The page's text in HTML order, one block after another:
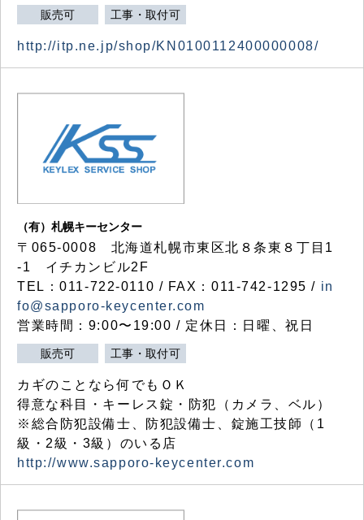
販売可 工事・取付可
http://itp.ne.jp/shop/KN0100112400000008/
（有）札幌キーセンター
〒065-0008 北海道札幌市東区北８条東８丁目1
-1 イチカンビル2F
TEL：011-722-0110 / FAX：011-742-1295 / in
fo@sapporo-keycenter.com
営業時間：9:00〜19:00 / 定休日：日曜、祝日
販売可 工事・取付可
カギのことなら何でもＯＫ
得意な科目・キーレス錠・防犯（カメラ、ベル）
※総合防犯設備士、防犯設備士、錠施工技師（1
級・2級・3級）のいる店
http://www.sapporo-keycenter.com